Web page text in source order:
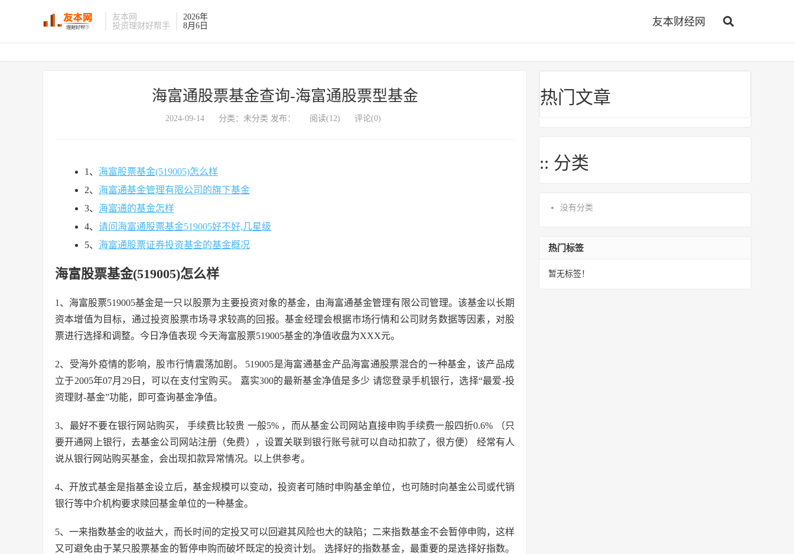
友本网
投资理财好帮手
2026年
8月6日
友本财经网
海富通股票基金查询-海富通股票型基金
2024-09-14 分类：未分类 发布： 阅读(12) 评论(0)
1、 海富股票基金(519005)怎么样
2、 海富通基金管理有限公司的旗下基金
3、 海富通的基金怎样
4、 请问海富通股票基金519005好不好,几星级
5、 海富通股票证券投资基金的基金概况
海富股票基金(519005)怎么样
1、海富股票519005基金是一只以股票为主要投资对象的基金，由海富通基金管理有限公司管理。该基金以长期
资本增值为目标，通过投资股票市场寻求较高的回报。基金经理会根据市场行情和公司财务数据等因素，对股
票进行选择和调整。今日净值表现 今天海富股票519005基金的净值收盘为XXX元。
2、受海外疫情的影响，股市行情震荡加剧。 519005是海富通基金产品海富通股票混合的一种基金，该产品成
立于2005年07月29日，可以在支付宝购买。 嘉实300的最新基金净值是多少 请您登录手机银行，选择“最爱-投
资理财-基金”功能，即可查询基金净值。
3、最好不要在银行网站购买， 手续费比较贵 一般5% ，而从基金公司网站直接申购手续费一般四折0.6% （只
要开通网上银行，去基金公司网站注册（免费），设置关联到银行账号就可以自动扣款了，很方便） 经常有人
说从银行网站购买基金，会出现扣款异常情况。以上供参考。
4、开放式基金是指基金设立后，基金规模可以变动，投资者可随时申购基金单位，也可随时向基金公司或代销
银行等中介机构要求赎回基金单位的一种基金。
5、一来指数基金的收益大，而长时间的定投又可以回避其风险也大的缺陷；二来指数基金不会暂停申购，这样
又可避免由于某只股票基金的暂停申购而破坏既定的投资计划。 选择好的指数基金，最重要的是选择好指数。
热门文章
:: 分类
没有分类
热门标签
暂无标签！